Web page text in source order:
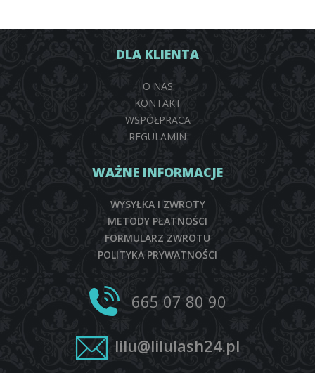
DLA KLIENTA
O NAS
KONTAKT
WSPÓŁPRACA
REGULAMIN
WAŻNE INFORMACJE
WYSYŁKA I ZWROTY
METODY PŁATNOŚCI
FORMULARZ ZWROTU
POLITYKA PRYWATNOŚCI
665 07 80 90
lilu@lilulash24.pl